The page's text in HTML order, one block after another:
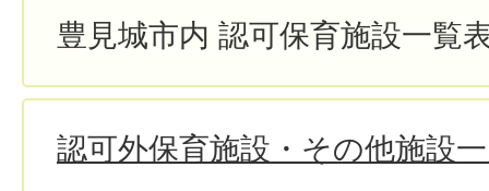
豊見城市内 認可保育施設一覧
認可外保育施設・その他施設